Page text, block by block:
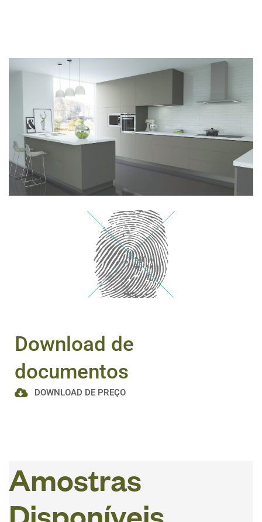
Download de
documentos
DOWNLOAD DE PREÇO
Amostras